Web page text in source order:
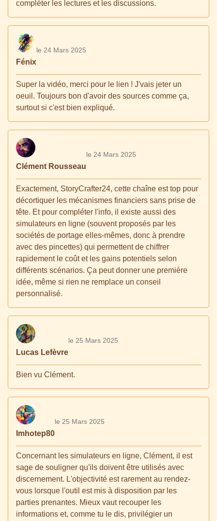
compléter les lectures et les discussions.
Fénix
le 24 Mars 2025
Super la vidéo, merci pour le lien ! J'vais jeter un
oeuil. Toujours bon d'avoir des sources comme ça,
surtout si c'est bien expliqué.
Clément Rousseau
le 24 Mars 2025
Exactement, StoryCrafter24, cette chaîne est top pour
décortiquer les mécanismes financiers sans prise de
tête. Et pour compléter l'info, il existe aussi des
simulateurs en ligne (souvent proposés par les
sociétés de portage elles-mêmes, donc à prendre
avec des pincettes) qui permettent de chiffrer
rapidement le coût et les gains potentiels selon
différents scénarios. Ça peut donner une première
idée, même si rien ne remplace un conseil
personnalisé.
Lucas Lefèvre
le 25 Mars 2025
Bien vu Clément.
Imhotep80
le 25 Mars 2025
Concernant les simulateurs en ligne, Clément, il est
sage de souligner qu'ils doivent être utilisés avec
discernement. L'objectivité est rarement au rendez-
vous lorsque l'outil est mis à disposition par les
parties prenantes. Mieux vaut recouper les
informations et, comme tu le dis, privilégier un